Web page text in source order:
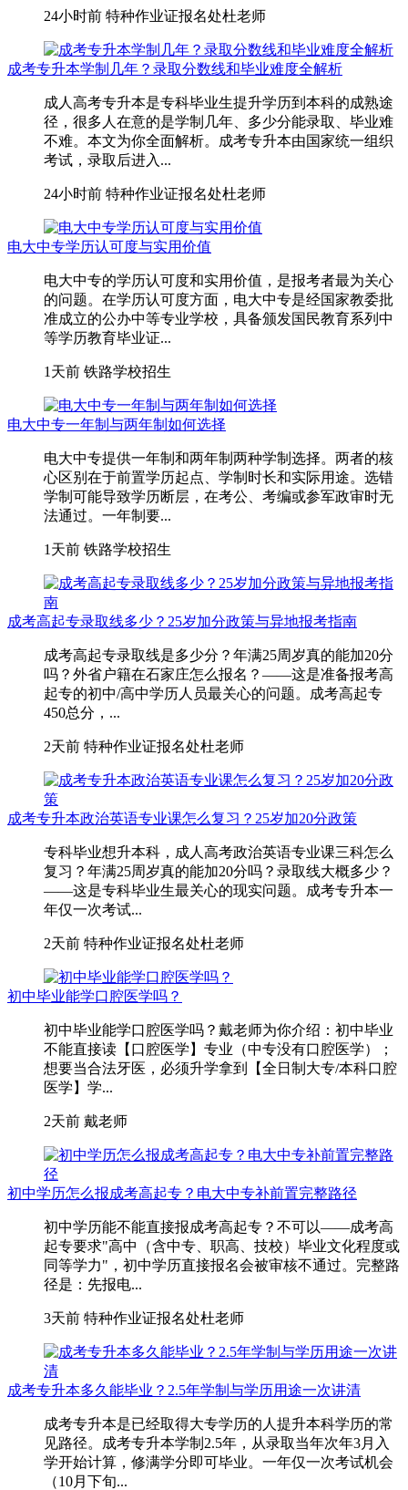
24小时前 特种作业证报名处杜老师
成考专升本学制几年？录取分数线和毕业难度全解析
成人高考专升本是专科毕业生提升学历到本科的成熟途
径，很多人在意的是学制几年、多少分能录取、毕业难
不难。本文为你全面解析。成考专升本由国家统一组织
考试，录取后进入...
24小时前 特种作业证报名处杜老师
电大中专学历认可度与实用价值
电大中专的学历认可度和实用价值，是报考者最为关心
的问题。在学历认可度方面，电大中专是经国家教委批
准成立的公办中等专业学校，具备颁发国民教育系列中
等学历教育毕业证...
1天前 铁路学校招生
电大中专一年制与两年制如何选择
电大中专提供一年制和两年制两种学制选择。两者的核
心区别在于前置学历起点、学制时长和实际用途。选错
学制可能导致学历断层，在考公、考编或参军政审时无
法通过。一年制要...
1天前 铁路学校招生
成考高起专录取线多少？25岁加分政策与异地报考指南
成考高起专录取线是多少分？年满25周岁真的能加20分
吗？外省户籍在石家庄怎么报名？——这是准备报考高
起专的初中/高中学历人员最关心的问题。成考高起专
450总分，...
2天前 特种作业证报名处杜老师
成考专升本政治英语专业课怎么复习？25岁加20分政策
专科毕业想升本科，成人高考政治英语专业课三科怎么
复习？年满25周岁真的能加20分吗？录取线大概多少？
——这是专科毕业生最关心的现实问题。成考专升本一
年仅一次考试...
2天前 特种作业证报名处杜老师
初中毕业能学口腔医学吗？
初中毕业能学口腔医学吗？戴老师为你介绍：初中毕业
不能直接读【口腔医学】专业（中专没有口腔医学）；
想要当合法牙医，必须升学拿到【全日制大专/本科口腔
医学】学...
2天前 戴老师
初中学历怎么报成考高起专？电大中专补前置完整路径
初中学历能不能直接报成考高起专？不可以——成考高
起专要求"高中（含中专、职高、技校）毕业文化程度或
同等学力"，初中学历直接报名会被审核不通过。完整路
径是：先报电...
3天前 特种作业证报名处杜老师
成考专升本多久能毕业？2.5年学制与学历用途一次讲清
成考专升本是已经取得大专学历的人提升本科学历的常
见路径。成考专升本学制2.5年，从录取当年次年3月入
学开始计算，修满学分即可毕业。一年仅一次考试机会
（10月下旬...